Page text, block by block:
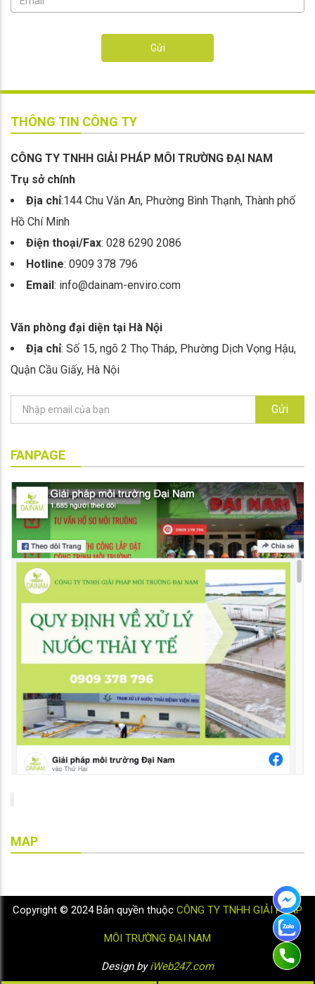
Gửi
THÔNG TIN CÔNG TY
CÔNG TY TNHH GIẢI PHÁP MÔI TRƯỜNG ĐẠI NAM
Trụ sở chính
Địa chỉ:144 Chu Văn An, Phường Bình Thạnh, Thành phố
Hồ Chí Minh
Điện thoại/Fax: 028 6290 2086
Hotline: 0909 378 796
Email: info@dainam-enviro.com
Văn phòng đại diện tại Hà Nội
Địa chỉ: Số 15, ngõ 2 Thọ Tháp, Phường Dịch Vọng Hậu,
Quận Cầu Giấy, Hà Nội
Gửi
FANPAGE
MAP
Copyright © 2024 Bản quyền thuộc CÔNG TY TNHH GIẢI PHÁP
MÔI TRƯỜNG ĐẠI NAM
Design byiWeb247.com